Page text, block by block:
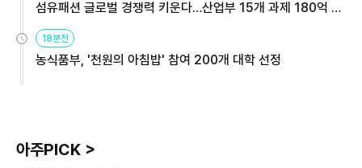
섬유패션 글로벌 경쟁력 키운다…산업부 15개 과제 180억 지
18분전
농식품부, '천원의 아침밥' 참여 200개 대학 선정
아주PICK >